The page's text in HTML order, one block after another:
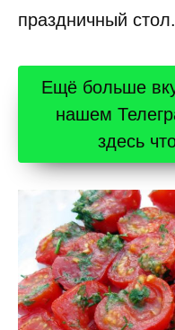
праздничный стол.
Ещё больше
нашем
здесь